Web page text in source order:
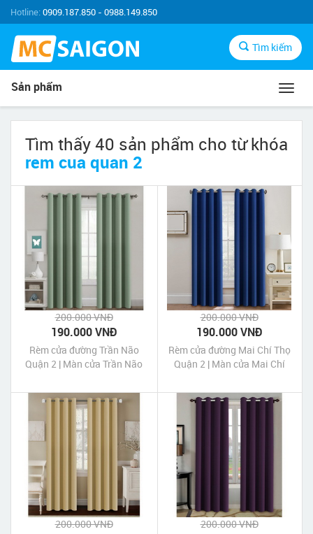
Hotline:0909.187.850 - 0988.149.850
Tìm kiếm
Sản phẩm
Tìm thấy 40 sản phẩm cho từ khóa
rem cua quan 2
200.000 VNĐ
190.000 VNĐ
Rèm cửa đường Trần Não
Quận 2 | Màn cửa Trần Não
200.000 VNĐ
190.000 VNĐ
Rèm cửa đường Mai Chí Thọ
Quận 2 | Màn cửa Mai Chí
200.000 VNĐ 200.000 VNĐ